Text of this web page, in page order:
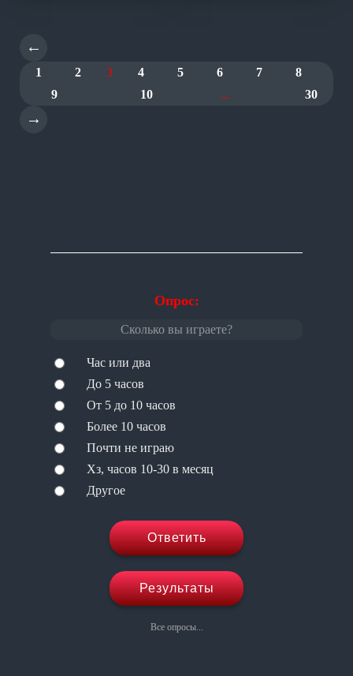
Опрос:
Сколько вы играете?
Час или два
До 5 часов
От 5 до 10 часов
Более 10 часов
Почти не играю
Хз, часов 10-30 в месяц
Другое
Ответить
Результаты
Все опросы...
←
1 2 3 4 5 6 7
8
9
10 ... 30
→